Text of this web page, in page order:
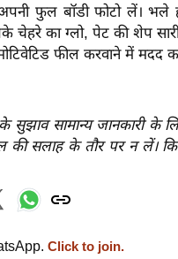
फुल बॉडी फोटो लें।
चेहरे का ग्लो, पेट की शेप
फील करवाने में मदद
सामान्य जानकारी के
की सलाह के तौर पर न लें।
Click to join.